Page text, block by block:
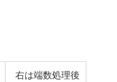
右は端数処理後